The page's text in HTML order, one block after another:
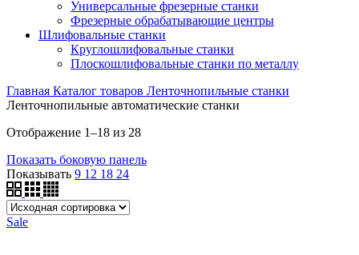
Универсальные фрезерные станки
Фрезерные обрабатывающие центры
Шлифовальные станки
Круглошлифовальные станки
Плоскошлифовальные станки по металлу
Главная Каталог товаров Ленточнопильные станки
Ленточнопильные автоматические станки
Отображение 1–18 из 28
Показать боковую панель
Показывать 9 12 18 24
Sale